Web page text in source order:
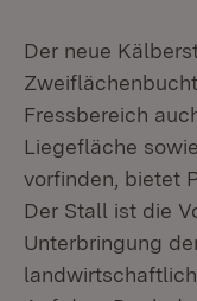
Der neue
Fressbereich
Liegefläche
vorfinden, bietet
Der Stall ist die
Unterbringung